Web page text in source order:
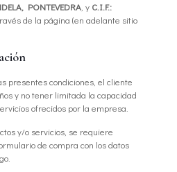
PONTEVEDRA, y C.I.F.:
de la página (en adelante sitio
presentes condiciones, el cliente
y no tener limitada la capacidad
ofrecidos por la empresa.
y/o servicios, se requiere
de compra con los datos